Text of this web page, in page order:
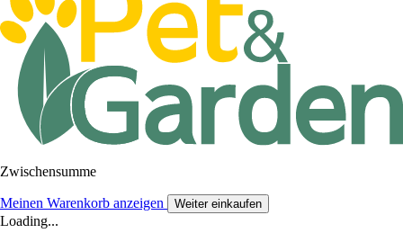
Zwischensumme
Meinen Warenkorb anzeigen Weiter einkaufen
Loading...